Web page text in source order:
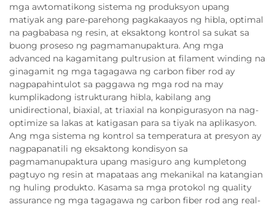
mga awtomatikong sistema ng produksyon upang
matiyak ang pare-parehong pagkakaayos ng hibla, optimal
na pagbabasa ng resin, at eksaktong kontrol sa sukat sa
buong proseso ng pagmamanupaktura. Ang mga
advanced na kagamitang pultrusion at filament winding na
ginagamit ng mga tagagawa ng carbon fiber rod ay
nagpapahintulot sa paggawa ng mga rod na may
kumplikadong istrukturang hibla, kabilang ang
unidirectional, biaxial, at triaxial na konpigurasyon na nag-
optimize sa lakas at katigasan para sa tiyak na aplikasyon.
Ang mga sistema ng kontrol sa temperatura at presyon ay
nagpapanatili ng eksaktong kondisyon sa
pagmamanupaktura upang masiguro ang kumpletong
pagtuyo ng resin at mapataas ang mekanikal na katangian
ng huling produkto. Kasama sa mga protokol ng quality
assurance ng mga tagagawa ng carbon fiber rod ang real-